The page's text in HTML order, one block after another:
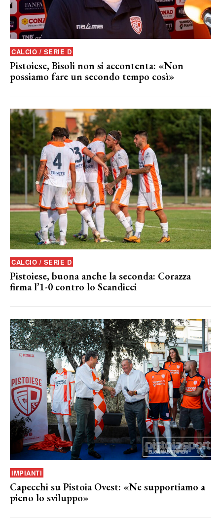
CALCIO / SERIE D
Pistoiese, Bisoli non si accontenta: «Non
possiamo fare un secondo tempo così»
CALCIO / SERIE D
Pistoiese, buona anche la seconda: Corazza
firma l’1-0 contro lo Scandicci
IMPIANTI
Capecchi su Pistoia Ovest: «Ne supportiamo a
pieno lo sviluppo»